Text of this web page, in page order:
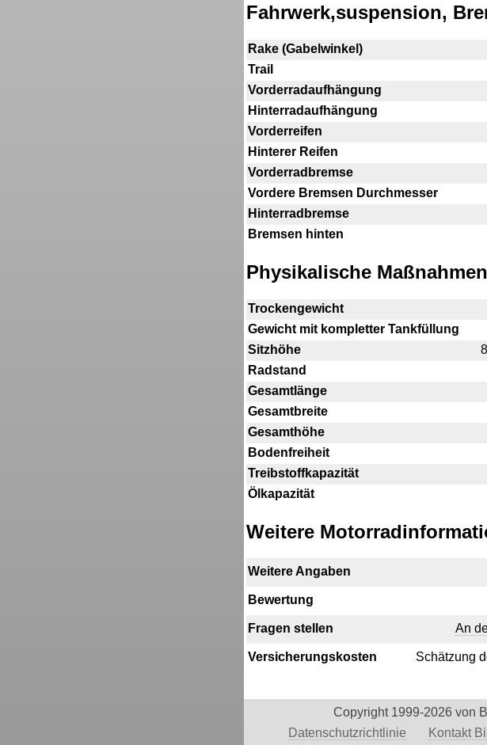
Fahrwerk,suspension,
Rake (Gabelwinkel)
Trail
Vorderradaufhängung
Hinterradaufhängung
Vorderreifen
Hinterer Reifen
Vorderradbremse
Vordere Bremsen Durchmesser
Hinterradbremse
Bremsen hinten
Physikalische
Trockengewicht
Gewicht mit kompletter Tankfüllung
Sitzhöhe
Radstand
Gesamtlänge
Gesamtbreite
Gesamthöhe
Bodenfreiheit
Treibstoffkapazität
Ölkapazität
Weitere
Weitere Angaben
Bewertung
Fragen stellen An
Versicherungskosten Schätzung
Copyright 1999-2026 von
Datenschutzrichtlinie
Kontakt